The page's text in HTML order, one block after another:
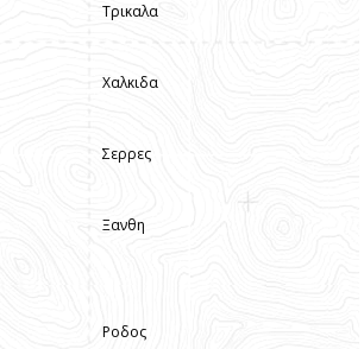
Τρικαλα
Χαλκιδα
Σερρες
Ξανθη
Ροδος